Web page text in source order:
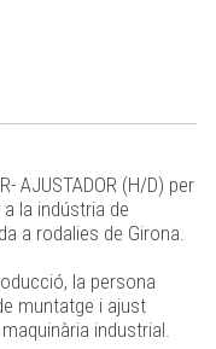
AJUSTADOR (H/D) per
la indústria de
a rodalies de Girona.
la persona
muntatge i ajust
industrial.